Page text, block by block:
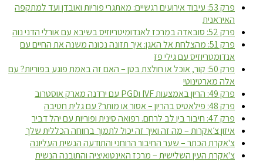
פרק 53: עיבוד אירועים רגשיים: מאתגרי פוריות ואובדן ועד למתקפה
האיראנית
פרק 52: סובאדה במרכז לאנדומיטריוזיס בשיבא עם אורלי הדני נוה
פרק 51: מהצלחת אל האגן: איך תזונה נכונה משנה את החיים עם
אנדומטריוזיס עם גילי פז
פרק 50: קור, אוכל או חולצת בטן – האם זה באמת פוגע בפוריות? עם
אלה מארטינוטי
פרק 49: הריון באמצעות IVF וPGD עם ירדנה מארק אוסטרוב
פרק 48: פילאטיס בהריון – אסור או מותר? עם גלית חטיבה
פרק 47: חיבור בין לב לרחם. רפואה סינית ופוריות עם יהל דביר
איזון צ׳אקרות – מה זה ואיך זה יכול לתמוך ברווחה הכללית שלך
צ'אקרת הכתר – שער החיבור הרוחני והתודעה הנשית העליונה
צ'אקרת העין השלישית – מרכז האינטואיציה והתובנה הנשית